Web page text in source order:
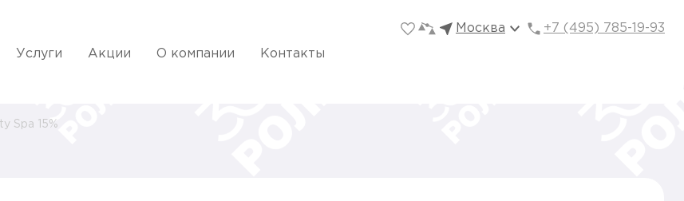
Москва +7 (495) 785-19-93
Услуги Акции О компании Контакты
Spa 15%